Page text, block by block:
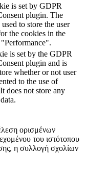
is set by GDPR
plugin. The
to store the user
the cookies in the
is set by the GDPR
plugin and is
whether or not user
to the use of
does not store any
ορισμένων
του ιστότοπου
η συλλογή σχολίων